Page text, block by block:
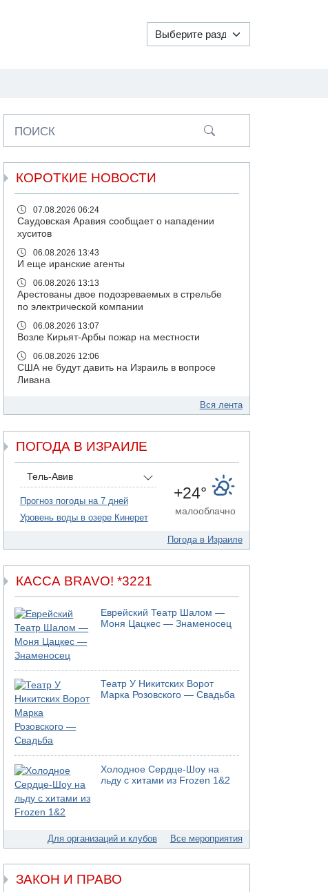
ПОИСК
КОРОТКИЕ НОВОСТИ
07.08.2026 06:24
Саудовская Аравия сообщает о нападении
хуситов
06.08.2026 13:43
И еще иранские агенты
06.08.2026 13:13
Арестованы двое подозреваемых в стрельбе
по электрической компании
06.08.2026 13:07
Возле Кирьят-Арбы пожар на местности
06.08.2026 12:06
США не будут давить на Израиль в вопросе
Ливана
Трое подростков ограбили сексшоп в Холоне
06.08.2026 08:45
Взрыв в Северном Тель-Авиве
06.08.2026 08:11
Украинская атака на российский НПЗ
05.08.2026 18:30
Израиль провел испытания системы
противоракетной обороны "Хец"
МАДА призывает израильтян срочно сдавать
05.08.2026 17:00
Бывший посол Израиля в ООН Гилад Эрдан
объявит в четверг о создании новой
политической партии
05.08.2026 13:49
На севере Израиля на берег выбросило тело
05.08.2026 13:32
В России горят новые склады
05.08.2026 10:19
Хуситы сообщают об атаке по Саудовскому
танкеру
05.08.2026 10:16
Левые активисты пытались ворваться в офис
"Религиозного сионизма"
05.08.2026 06:42
В Дубае поднимается дым над портом
05.08.2026 06:41
Еще один меморандум для Ирана
Вся лента
ПОГОДА В ИЗРАИЛЕ
Тель-Авив
Прогноз погоды на 7 дней
Уровень воды в озере Кинерет
+24°
малооблачно
Погода в Израиле
КАССА BRAVO! *3221
Еврейский Театр Шалом —
Моня Цацкес — Знаменосец
Театр У Никитских Ворот
Марка Розовского — Свадьба
Холодное Сердце-Шоу на
льду с хитами из Frozen 1&2
Для организаций и клубов Все мероприятия
ЗАКОН И ПРАВО